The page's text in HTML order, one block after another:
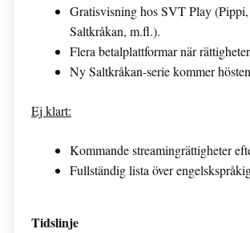
Gratisvisning hos SVT Play
Saltkråkan, m.fl.).
Flera betalplattformar när
Ny Saltkråkan-serie kommer
Ej klart:
Kommande streamingrättigheter
Fullständig lista över
Tidslinje